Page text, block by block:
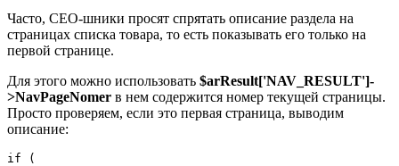
Часто, СЕО-шники просят спрятать описание раздела на
страницах списка товара, то есть показывать его только на
первой странице.
Для этого можно использовать $arResult['NAV_RESULT']-
>NavPageNomer в нем содержится номер текущей страницы.
Просто проверяем, если это первая страница, выводим
описание:
if (